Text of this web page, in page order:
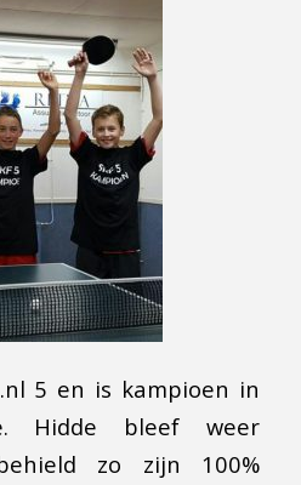
5 en is kampioen in
Hidde bleef weer
zo zijn 100%